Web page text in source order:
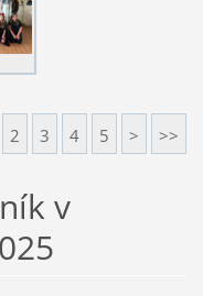
2 3 4 5 > >>
v